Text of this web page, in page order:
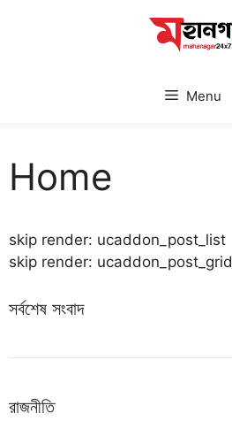
Menu
Home
skip render: ucaddon_post_list
skip render: ucaddon_post_grid
সর্বশেষ সংবাদ
রাজনীতি